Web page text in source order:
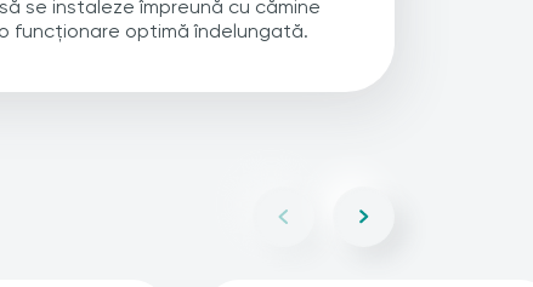
se instaleze împreună cu cămine
funcționare optimă îndelungată.